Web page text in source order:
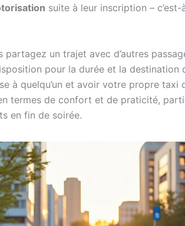
suite à leur inscription – c’est-
un trajet avec d’autres
pour la durée et la destination
à quelqu’un et avoir votre propre taxi
termes de confort et de praticité,
en fin de soirée.